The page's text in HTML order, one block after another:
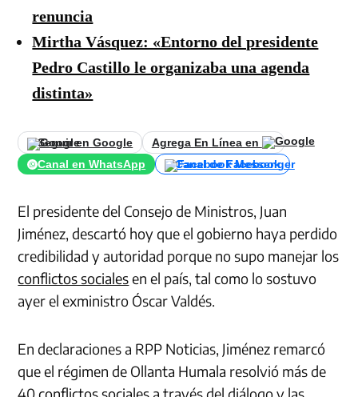
renuncia
Mirtha Vásquez: «Entorno del presidente
Pedro Castillo le organizaba una agenda
distinta»
Seguir en Google
Agrega En Línea en
Canal en WhatsApp
Canal de Facebook
El presidente del Consejo de Ministros, Juan
Jiménez, descartó hoy que el gobierno haya perdido
credibilidad y autoridad porque no supo manejar los
conflictos socialesen el país, tal como lo sostuvo
ayer el exministro Óscar Valdés.
En declaraciones a RPP Noticias, Jiménez remarcó
que el régimen de Ollanta Humala resolvió más de